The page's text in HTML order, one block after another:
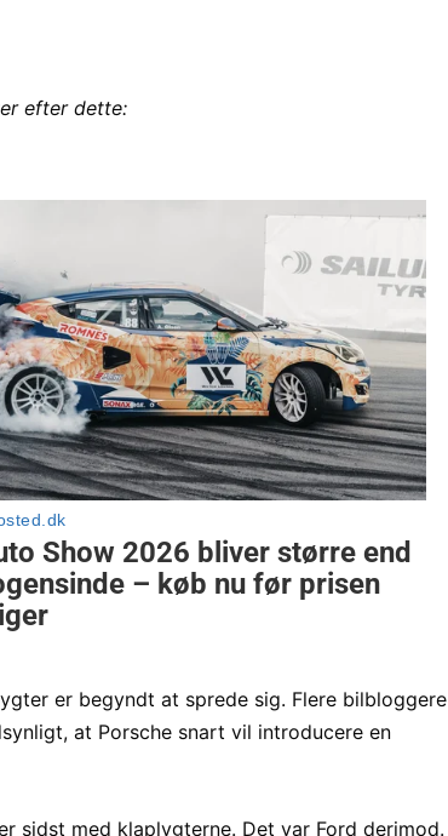
efter dette:
er begyndt at sprede sig. Flere bilbloggere
at Porsche snart vil introducere en
sidst med klaplygterne. Det var Ford derimod.